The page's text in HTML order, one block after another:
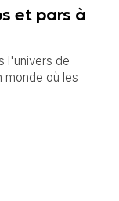
et pars à
l'univers de
monde où les